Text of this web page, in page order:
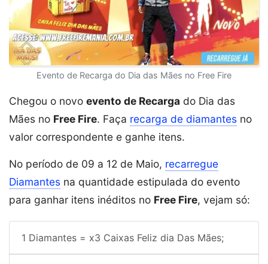
Evento de Recarga do Dia das Mães no Free Fire
Chegou o novo evento de Recarga do Dia das
Mães no Free Fire. Faça recarga de diamantes no
valor correspondente e ganhe itens.
No período de 09 a 12 de Maio, recarregue
Diamantes na quantidade estipulada do evento
para ganhar itens inéditos no Free Fire, vejam só:
1 Diamantes = x3 Caixas Feliz dia Das Mães;